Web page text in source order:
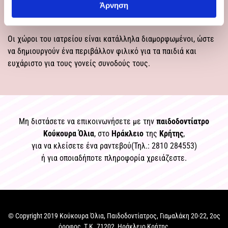
Άρνηση
υψηλού επιπέδου, με στόχο την οδοντιατρική πρόληψη και
θεραπεία σε παιδιά, εφήβους και άτομα με ειδικές ανάγκες.
Οι χώροι του ιατρείου είναι κατάλληλα διαμορφωμένοι, ώστε
να δημιουργούν ένα περιβάλλον φιλικό για τα παιδιά και
ευχάριστο για τους γονείς συνοδούς τους.​​​​​​​
Μη διστάσετε να επικοινωνήσετε με την παιδοδοντίατρο
Κούκουρα Όλια, στο Ηράκλειο της Κρήτης,
για να κλείσετε ένα ραντεβού(Τηλ.: 2810 284553)
ή για οποιαδήποτε πληροφορία χρειάζεστε.
© Copyright 2019 Κούκουρα Όλια, Παιδοδοντίατρος, Γιαμαλάκη 20-22, 2ος